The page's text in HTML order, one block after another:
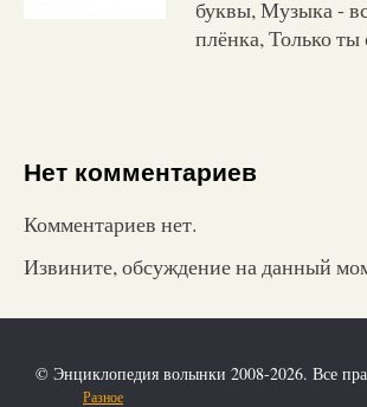
буквы, Музыка -
плёнка, Только ты
Нет комментариев
Комментариев нет.
Извините, обсуждение на данный
© Энциклопедия волынки 2008-2026. Все
Разное